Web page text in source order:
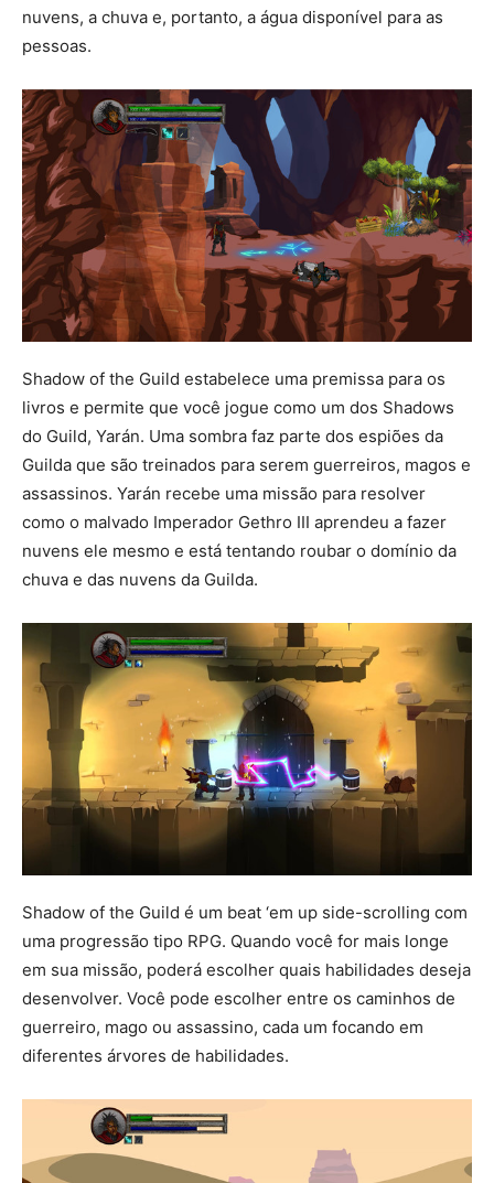
nuvens, a chuva e, portanto, a água disponível para as
pessoas.
Shadow of the Guild estabelece uma premissa para os
livros e permite que você jogue como um dos Shadows
do Guild, Yarán. Uma sombra faz parte dos espiões da
Guilda que são treinados para serem guerreiros, magos e
assassinos. Yarán recebe uma missão para resolver
como o malvado Imperador Gethro III aprendeu a fazer
nuvens ele mesmo e está tentando roubar o domínio da
chuva e das nuvens da Guilda.
Shadow of the Guild é um beat ‘em up side-scrolling com
uma progressão tipo RPG. Quando você for mais longe
em sua missão, poderá escolher quais habilidades deseja
desenvolver. Você pode escolher entre os caminhos de
guerreiro, mago ou assassino, cada um focando em
diferentes árvores de habilidades.